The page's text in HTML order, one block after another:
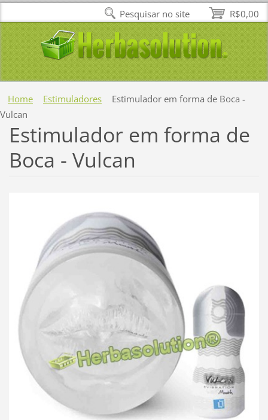
Home Estimuladores
Estimulador em forma de Boca -
Vulcan
Estimulador em forma de
Boca - Vulcan
R$0,00
Pesquisar no site